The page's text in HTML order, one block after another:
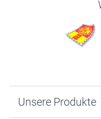
Unsere Produkte